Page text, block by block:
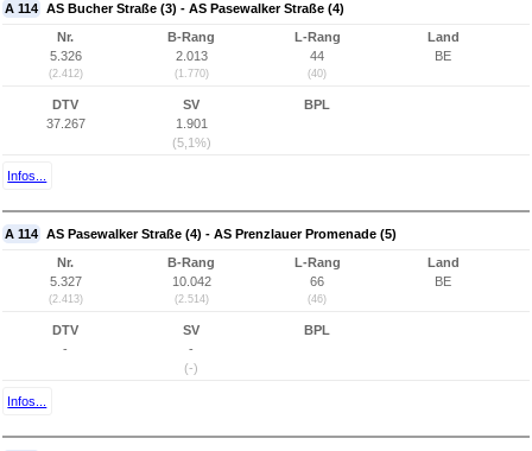
A 114 AS Bucher Straße (3) - AS Pasewalker Straße (4)
Nr.
5.326
(2.412)
B-Rang
2.013
(1.770)
L-Rang
44
(40)
Land
BE
DTV
37.267
SV
1.901
(5,1%)
BPL
Infos...
A 114 AS Pasewalker Straße (4) - AS Prenzlauer Promenade (5)
Nr.
5.327
(2.413)
B-Rang
10.042
(2.514)
L-Rang
66
(46)
Land
BE
DTV
-
SV
-
(-)
BPL
Infos...